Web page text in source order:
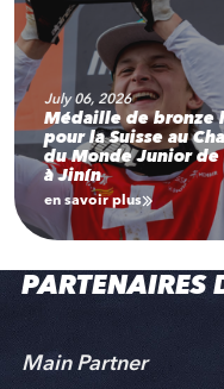
July 06, 2026
Médaille de bronze
pour la Suisse au
du Monde Junior de
à Jinín
en savoir plus
PARTENAIRES
Main Partner